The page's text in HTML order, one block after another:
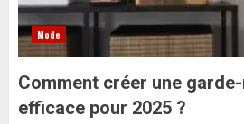
Mode
Comment créer une
efficace pour 2025 ?